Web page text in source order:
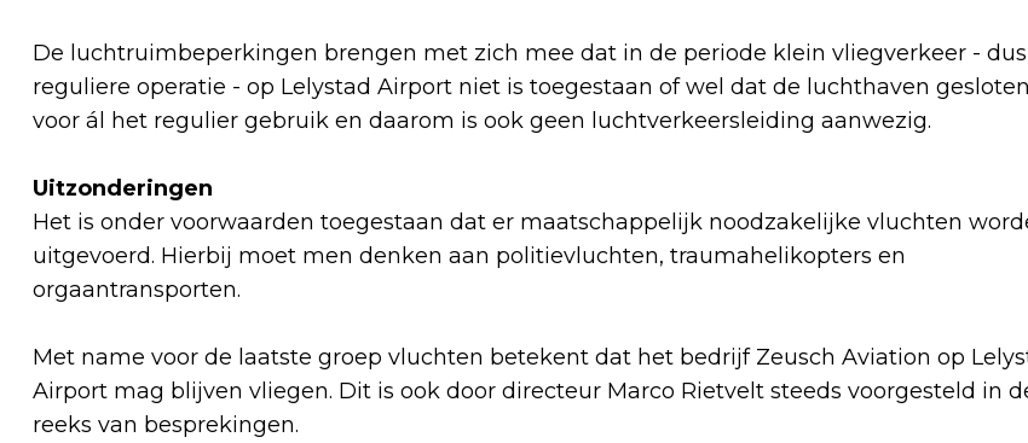
De luchtruimbeperkingen brengen met zich mee dat in de periode klein vliegverkeer -
reguliere operatie - op Lelystad Airport niet is toegestaan of wel dat de luchthaven
voor ál het regulier gebruik en daarom is ook geen luchtverkeersleiding aanwezig.
Uitzonderingen
Het is onder voorwaarden toegestaan dat er maatschappelijk noodzakelijke vluchten
uitgevoerd. Hierbij moet men denken aan politievluchten, traumahelikopters en
orgaantransporten.
Met name voor de laatste groep vluchten betekent dat het bedrijf Zeusch Aviation op
Airport mag blijven vliegen. Dit is ook door directeur Marco Rietvelt steeds voorgesteld in
reeks van besprekingen.